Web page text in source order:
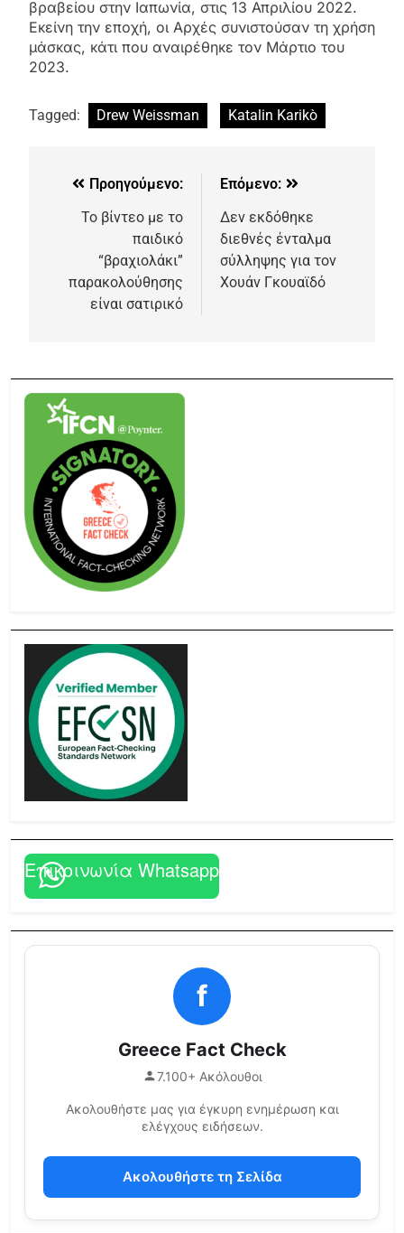
βραβείου στην Ιαπωνία, στις 13 Απριλίου 2022.
Εκείνη την εποχή, οι Αρχές συνιστούσαν τη χρήση
μάσκας, κάτι που αναιρέθηκε τον Μάρτιο του
2023.
Tagged: Drew Weissman Katalin Karikò
Προηγούμενο:
Το βίντεο με το
παιδικό
“βραχιολάκι”
παρακολούθησης
είναι σατιρικό
Επόμενο:
Δεν εκδόθηκε
διεθνές ένταλμα
σύλληψης για τον
Χουάν Γκουαϊδό
Επικοινωνία Whatsapp
f
Greece Fact Check
7.100+ Ακόλουθοι
Ακολουθήστε μας για έγκυρη ενημέρωση και
ελέγχους ειδήσεων.
Ακολουθήστε τη Σελίδα